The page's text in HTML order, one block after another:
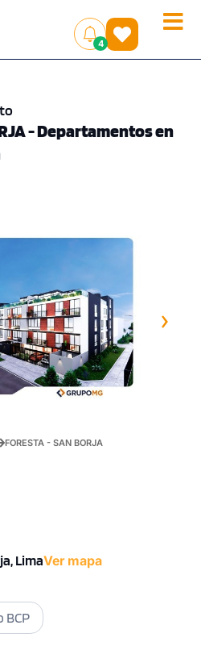
Toggle
4
()
- Departamentos en
›
FORESTA - SAN BORJA
LimaVer mapa
BCP